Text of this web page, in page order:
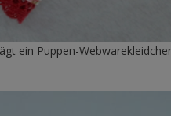
ein Puppen-